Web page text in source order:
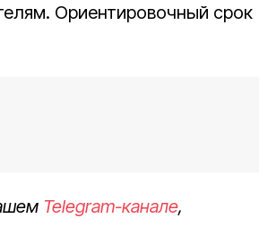
Ориентировочный срок
Telegram-канале,